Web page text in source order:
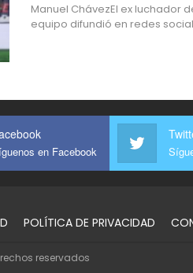
Manuel ChávezEl ex luchador
equipo difundió en redes
en Facebook
POLÍTICA DE PRIVACIDAD
reservados